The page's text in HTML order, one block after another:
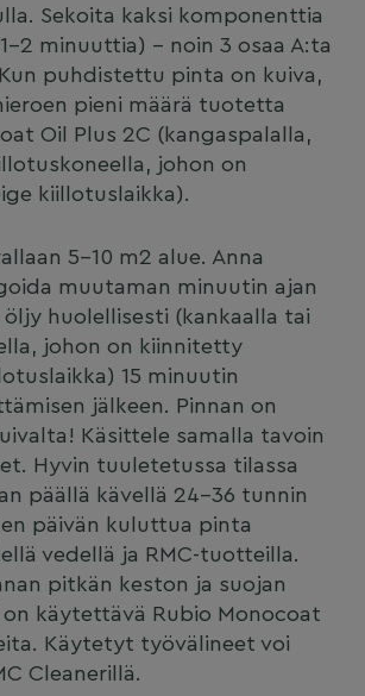
Sekoita kaksi komponenttia
2 minuuttia) – noin 3 osaa A:ta
Kun puhdistettu pinta on kuiva,
pieni määrä tuotetta
Oil Plus 2C (kangaspalalla,
johon on
kiillotuslaikka).
5-10 m2 alue. Anna
muutaman minuutin ajan
huolellisesti (kankaalla tai
johon on kiinnitetty
15 minuutin
jälkeen. Pinnan on
Käsittele samalla tavoin
Hyvin tuuletetussa tilassa
päällä kävellä 24-36 tunnin
päivän kuluttua pinta
vedellä ja RMC-tuotteilla.
pitkän keston ja suojan
on käytettävä Rubio Monocoat
Käytetyt työvälineet voi
Cleanerillä.